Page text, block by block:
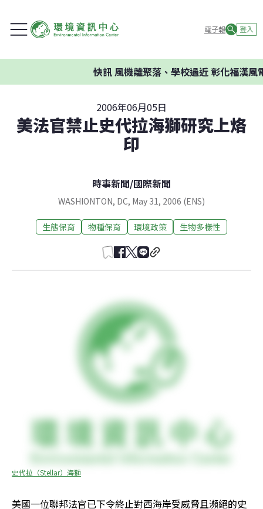
電子報 登入
快訊風機離聚落、學校過近 彰化福漢風
2006年06月05日
美法官禁止史代拉海獅研究上烙
印
時事新聞/國際新聞
WASHIONTON, DC, May 31, 2006 (ENS)
生態保育 物種保育 環境政策 生物多樣性
史代拉（Stellar）海獅
美國一位聯邦法官已下令終止對西海岸受威脅且瀕絕的史